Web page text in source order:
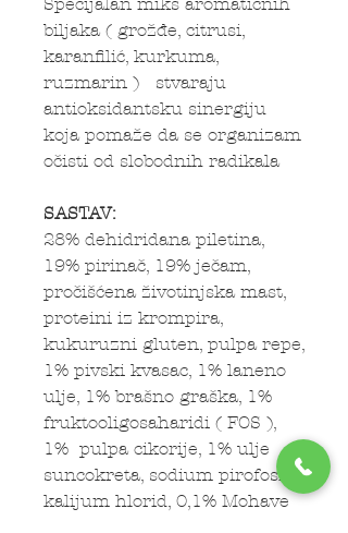
biljaka ( grožđe, citrusi,
karanfilić, kurkuma,
ruzmarin ) stvaraju
antioksidantsku sinergiju
koja pomaže da se organizam
očisti od slobodnih radikala
SASTAV:
28% dehidridana piletina,
19% pirinač, 19% ječam,
pročišćena životinjska mast,
proteini iz krompira,
kukuruzni gluten, pulpa repe,
1% pivski kvasac, 1% laneno
ulje, 1% brašno graška, 1%
fruktooligosaharidi ( FOS ),
1% pulpa cikorije, 1% ulje
suncokreta, sodium pirofosfat,
kalijum hlorid, 0,1% Mohave